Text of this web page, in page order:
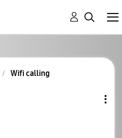
Wifi calling